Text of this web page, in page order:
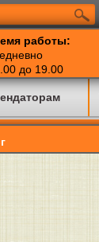
работы:
до 19.00